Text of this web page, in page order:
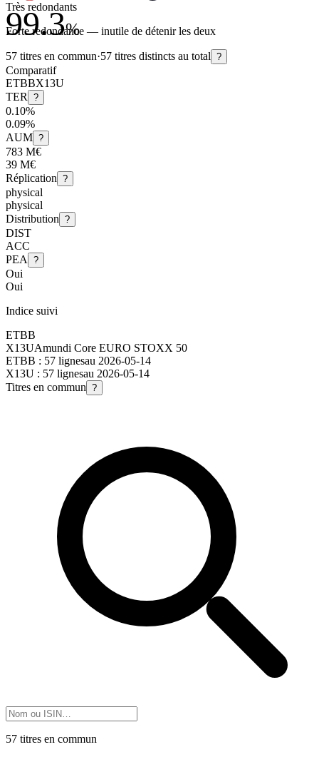
99.3%
Très redondants
Forte redondance — inutile de détenir les deux
57 titres en commun·57 titres distincts au total ?
Comparatif
ETBBX13U
TER
?
0.10%
0.09%
AUM ?
783 M€
39 M€
Réplication ?
physical
physical
Distribution ?
DIST
ACC
PEA
?
Oui
Oui
Indice suivi
ETBB
X13UAmundi Core EURO STOXX 50
ETBB : 57 lignesau 2026-05-14
X13U : 57 lignesau 2026-05-14
Titres en commun ?
57 titres en commun